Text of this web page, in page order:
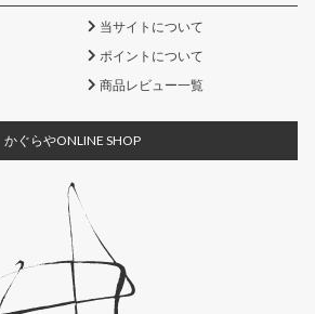
当サイトについて
ポイントについて
商品レビュー一覧
かぐらやONLINE SHOP